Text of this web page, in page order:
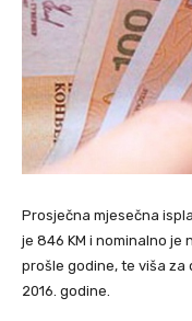
Prosječna mjesečna
je 846 KM i nominalno
prošle godine, te viša
2016. godine.